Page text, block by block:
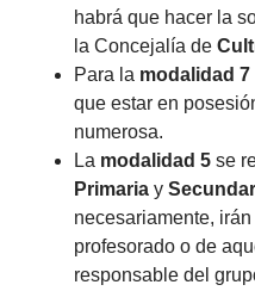
habrá que hacer la
la Concejalía de
Para la modalidad 7
que estar en
numerosa.
La modalidad 5 se
Primaria y
necesariamente,
profesorado o de
responsable del